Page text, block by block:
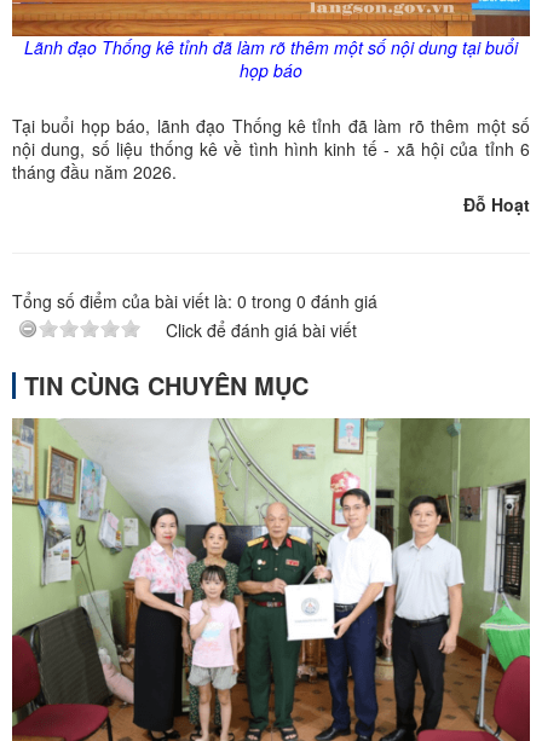
Lãnh đạo Thống kê tỉnh đã làm rõ thêm một số nội dung tại buổi
họp báo
Tại buổi họp báo, lãnh đạo Thống kê tỉnh đã làm rõ thêm một số
nội dung, số liệu thống kê về tình hình kinh tế - xã hội của tỉnh 6
tháng đầu năm 2026.
Đỗ Hoạt
Tổng số điểm của bài viết là: 0 trong 0 đánh giá
Click để đánh giá bài viết
TIN CÙNG CHUYÊN MỤC